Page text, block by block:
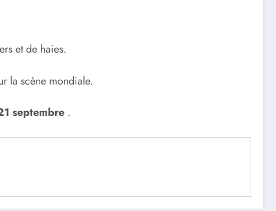
et de haies.
la scène mondiale.
septembre .